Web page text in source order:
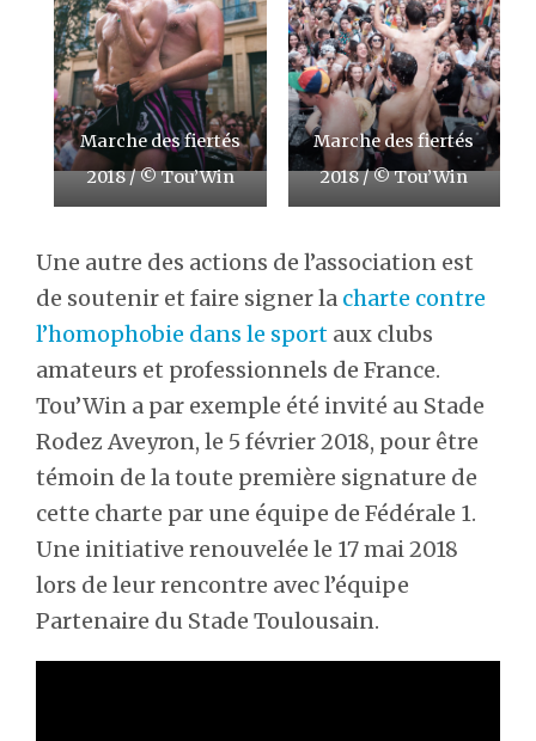
Marche des fiertés
2018 / © Tou’Win
Marche des fiertés
2018 / © Tou’Win
Une autre des actions de l’association est
de soutenir et faire signer la charte contre
l’homophobie dans le sport aux clubs
amateurs et professionnels de France.
Tou’Win a par exemple été invité au Stade
Rodez Aveyron, le 5 février 2018, pour être
témoin de la toute première signature de
cette charte par une équipe de Fédérale 1.
Une initiative renouvelée le 17 mai 2018
lors de leur rencontre avec l’équipe
Partenaire du Stade Toulousain.